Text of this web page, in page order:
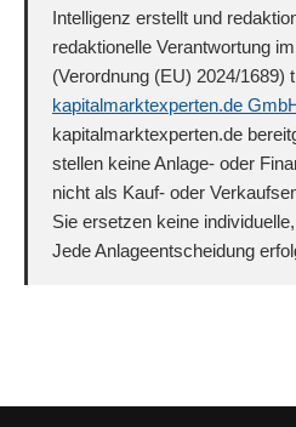
Intelligenz erstellt und
redaktionelle Verantwortung
(Verordnung (EU) 2024/1689)
kapitalmarktexperten.de
kapitalmarktexperten.de
stellen keine Anlage- oder
nicht als Kauf- oder
Sie ersetzen keine
Jede Anlageentscheidung